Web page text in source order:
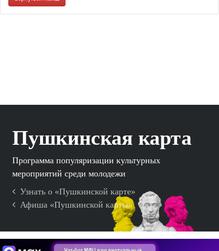
Пушкинская карта
Программа популяризации культурных
мероприятий среди молодежи
Узнать о «Пушкинской карте»
Афиша «Пушкинской карты»